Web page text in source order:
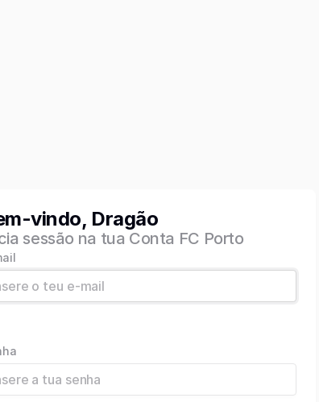
vindo, Dragão
sessão na tua Conta FC Porto